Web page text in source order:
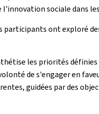
sociale dans
ont exploré
les priorités
de s'engager en
guidées par des